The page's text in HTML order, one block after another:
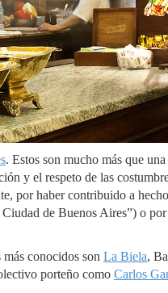
. Estos son mucho más que
y el respeto de las
por haber contribuido a
de Buenos Aires”) o
conocidos son La Biela,
porteño como Carlos